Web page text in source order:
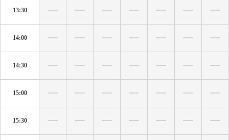
13:30
14:00
14:30
15:00
15:30